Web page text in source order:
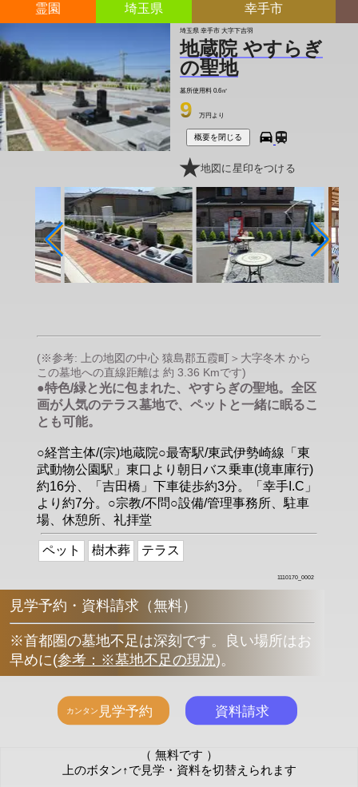
霊園 埼玉県 幸手市
埼玉県 幸手市 大字下吉羽
地蔵院 やすらぎ
の聖地
墓所使用料 0.6㎡
9 万円より
概要を閉じる
地図に星印をつける
(※参考: 上の地図の中心 猿島郡五霞町＞大字冬木 から
この墓地への直線距離は 約 3.36 Kmです)
●特色/緑と光に包まれた、やすらぎの聖地。全区
画が人気のテラス墓地で、ペットと一緒に眠るこ
とも可能。
○経営主体/(宗)地蔵院○最寄駅/東武伊勢崎線「東
武動物公園駅」東口より朝日バス乗車(境車庫行)
約16分、「吉田橋」下車徒歩約3分。「幸手I.C」
より約7分。○宗教/不問○設備/管理事務所、駐車
場、休憩所、礼拝堂
ペット 樹木葬 テラス
1110170_0002
見学予約・資料請求（無料）
※首都圏の墓地不足は深刻です。良い場所はお
早めに(参考：※墓地不足の現況)。
（ 無料です ）
上のボタン↑で見学・資料を切替えられます